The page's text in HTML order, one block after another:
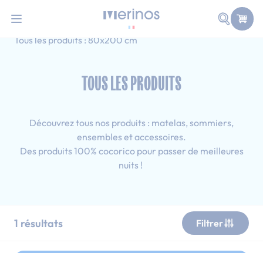
Faire
Accueil
Adulte
Tous les produits : 80x200 cm
TOUS LES PRODUITS
Découvrez tous nos produits : matelas, sommiers,
ensembles et accessoires.
Des produits 100% cocorico pour passer de meilleures
nuits !
1 résultats Filtrer